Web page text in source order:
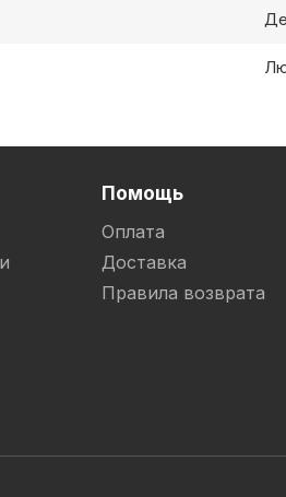
Помощь
Оплата
Доставка
Правила возврата